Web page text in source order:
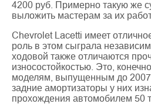
4200 руб. Примерно такую же
выложить мастерам за их
Chevrolet Lacetti имеет
роль в этом сыграла
ходовой также отличаются
износостойкостью. Это,
моделям, выпущенным до 2007
задние амортизаторы у них
прохождения автомобилем 50